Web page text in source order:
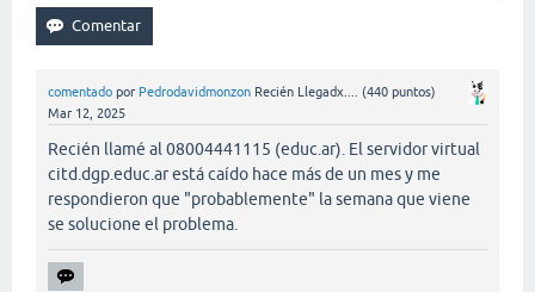
comentado por Pedrodavidmonzon Recién Llegadx.... (440 puntos)
Mar 12, 2025
Recién llamé al 08004441115 (educ.ar). El servidor virtual
citd.dgp.educ.ar está caído hace más de un mes y me
respondieron que "probablemente" la semana que viene
se solucione el problema.